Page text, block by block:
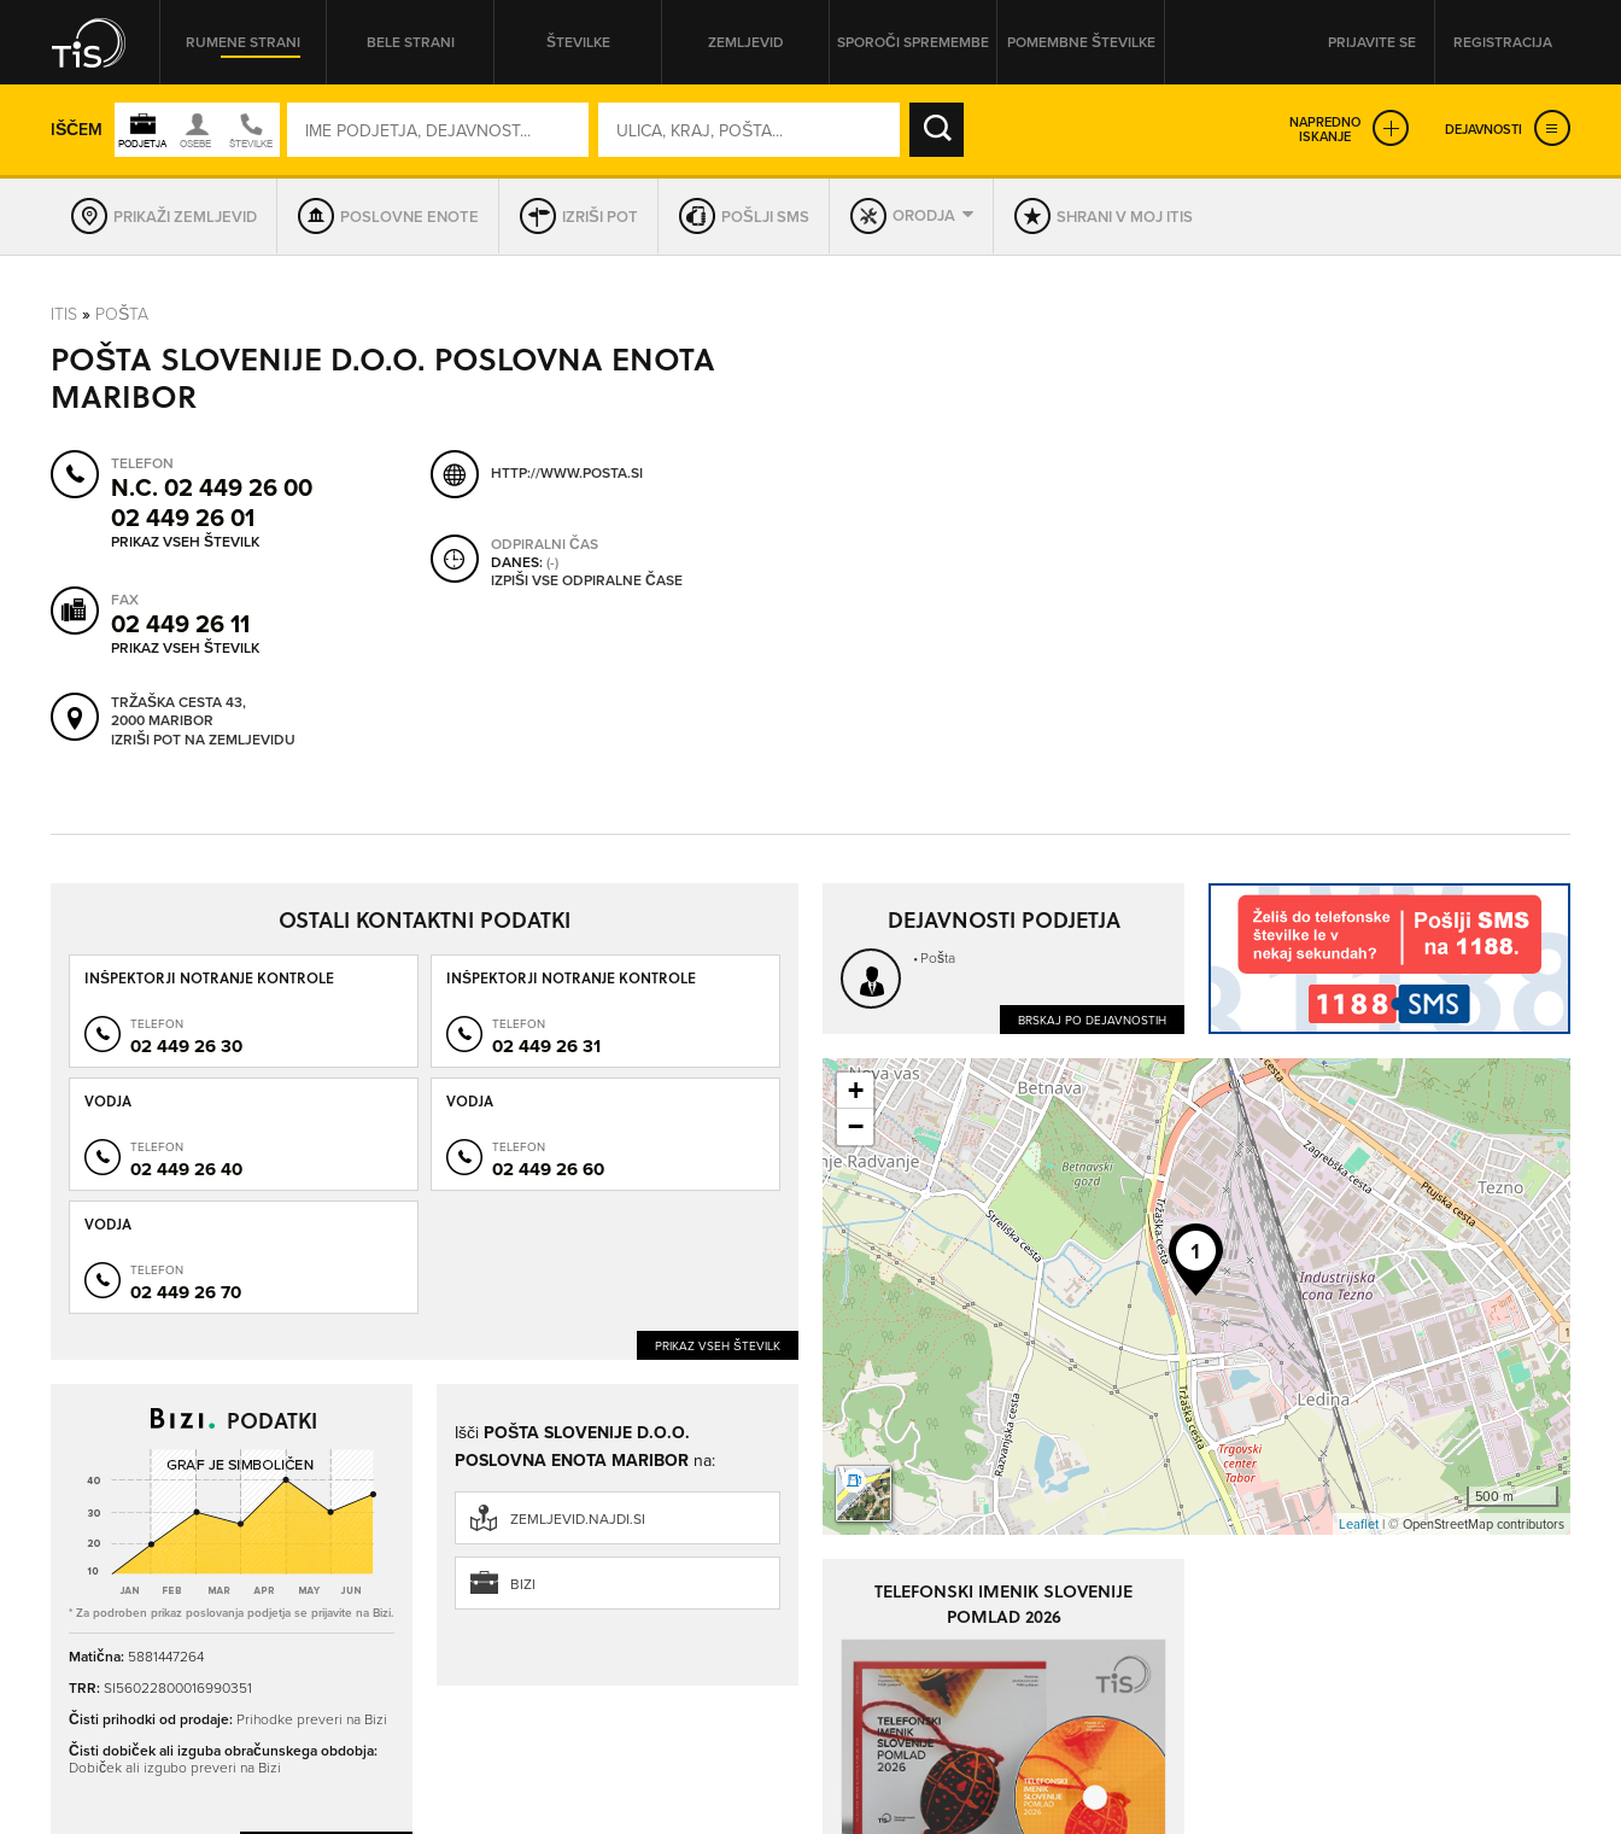
RUMENE STRANI BELE STRANI ŠTEVILKE ZEMLJEVID SPOROČI SPREMEMBE POMEMBNE ŠTEVILKE PRIJAVITE SE REGISTRACIJA
IŠČEM NAPREDNO
ISKANJE DEJAVNOSTI
OMREŽNA ŠT.
SO ODPRTA V
DAN
PRIKAŽI ZEMLJEVID POSLOVNE ENOTE IZRIŠI POT POŠLJI SMS ORODJA SHRANI V MOJ ITIS
ITIS » POŠTA
POŠTA SLOVENIJE D.O.O. POSLOVNA ENOTA
MARIBOR
TELEFON
N.C. 02 449 26 00
02 449 26 01
PRIKAZ VSEH ŠTEVILK
FAX
02 449 26 11
PRIKAZ VSEH ŠTEVILK
TRŽAŠKA CESTA 43,
2000 MARIBOR
IZRIŠI POT NA ZEMLJEVIDU
HTTP://WWW.POSTA.SI
ODPIRALNI ČAS
DANES:(-)
IZPIŠI VSE ODPIRALNE ČASE
OSTALI KONTAKTNI PODATKI
INŠPEKTORJI NOTRANJE KONTROLE
TELEFON
02 449 26 30
INŠPEKTORJI NOTRANJE KONTROLE
TELEFON
02 449 26 31
VODJA
TELEFON
02 449 26 40
VODJA
TELEFON
02 449 26 60
VODJA
TELEFON
02 449 26 70
PRIKAZ VSEH ŠTEVILK
DEJAVNOSTI PODJETJA
Pošta
BRSKAJ PO DEJAVNOSTIH
+
−
500 m
Leaflet| © OpenStreetMap contributors
PODATKI
* Za podroben prikaz poslovanja podjetja se prijavite na Bizi.
Matična: 5881447264
TRR:SI56022800016990351
Čisti prihodki od prodaje: Prihodke preveri na Bizi
Čisti dobiček ali izguba obračunskega obdobja:
Dobiček ali izgubo preveri na Bizi
Išči POŠTA SLOVENIJE D.O.O.
POSLOVNA ENOTA MARIBOR na:
ZEMLJEVID.NAJDI.SI
BIZI
TELEFONSKI IMENIK SLOVENIJE
POMLAD 2026